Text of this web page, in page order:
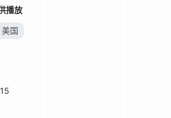
播放
美国